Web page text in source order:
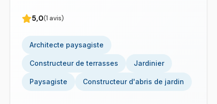
5,0(1 avis)
Architecte paysagiste
Constructeur de terrasses Jardinier
Paysagiste Constructeur d'abris de jardin